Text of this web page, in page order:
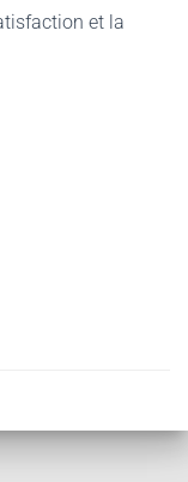
et la